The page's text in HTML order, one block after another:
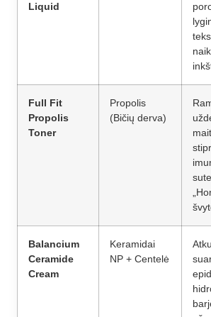
Liquid
Full Fit
Propolis
Toner
Propolis
(Bičių derva)
Balancium
Ceramide
Cream
Keramidai
NP + Centelė